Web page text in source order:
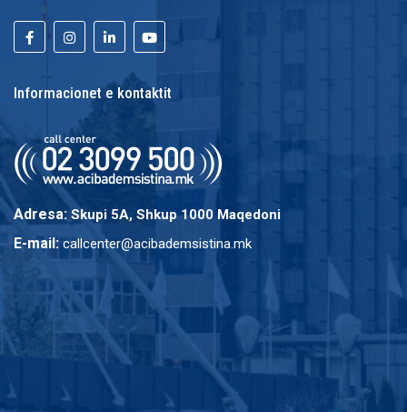
Informacionet e kontaktit
Adresa: Skupi 5A, Shkup 1000 Maqedoni
E-mail: callcenter@acibademsistina.mk